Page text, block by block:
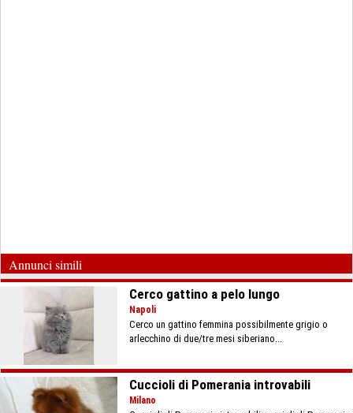
Annunci simili
Cerco gattino a pelo lungo
Napoli
Cerco un gattino femmina possibilmente grigio o
arlecchino di due/tre mesi siberiano...
Cuccioli di Pomerania introvabili
Milano